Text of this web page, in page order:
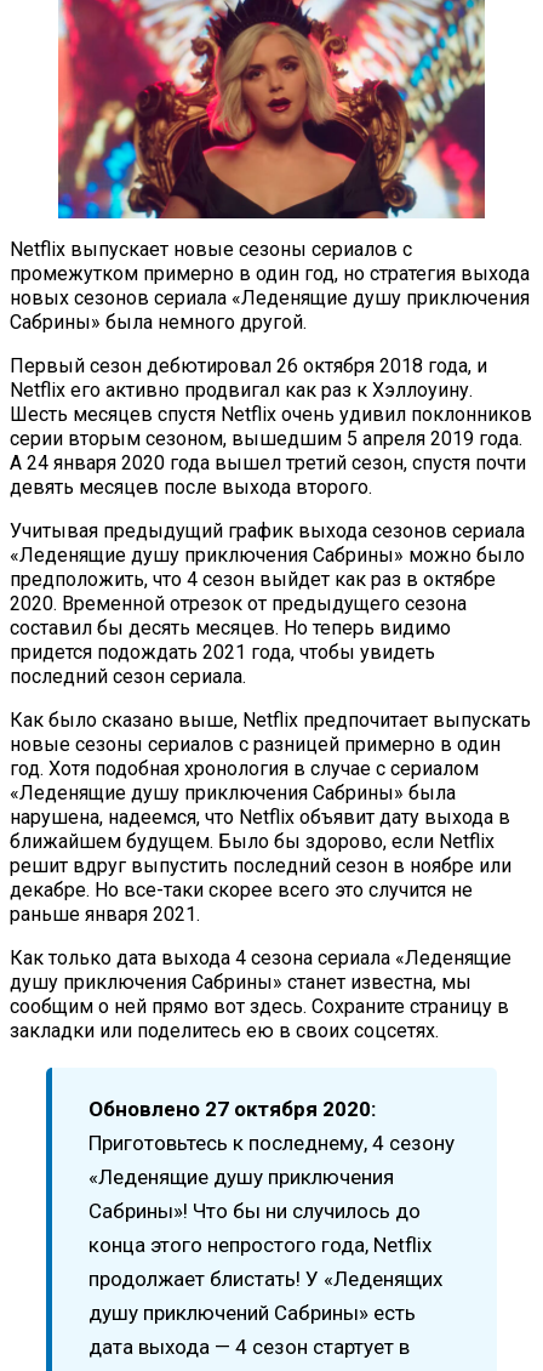
Netflix выпускает новые сезоны сериалов с
промежутком примерно в один год, но стратегия выхода
новых сезонов сериала «Леденящие душу приключения
Сабрины» была немного другой.
Первый сезон дебютировал 26 октября 2018 года, и
Netflix его активно продвигал как раз к Хэллоуину.
Шесть месяцев спустя Netflix очень удивил поклонников
серии вторым сезоном, вышедшим 5 апреля 2019 года.
А 24 января 2020 года вышел третий сезон, спустя почти
девять месяцев после выхода второго.
Учитывая предыдущий график выхода сезонов сериала
«Леденящие душу приключения Сабрины» можно было
предположить, что 4 сезон выйдет как раз в октябре
2020. Временной отрезок от предыдущего сезона
составил бы десять месяцев. Но теперь видимо
придется подождать 2021 года, чтобы увидеть
последний сезон сериала.
Как было сказано выше, Netflix предпочитает выпускать
новые сезоны сериалов с разницей примерно в один
год. Хотя подобная хронология в случае с сериалом
«Леденящие душу приключения Сабрины» была
нарушена, надеемся, что Netflix объявит дату выхода в
ближайшем будущем. Было бы здорово, если Netflix
решит вдруг выпустить последний сезон в ноябре или
декабре. Но все-таки скорее всего это случится не
раньше января 2021.
Как только дата выхода 4 сезона сериала «Леденящие
душу приключения Сабрины» станет известна, мы
сообщим о ней прямо вот здесь. Сохраните страницу в
закладки или поделитесь ею в своих соцсетях.
Обновлено 27 октября 2020:
Приготовьтесь к последнему, 4 сезону
«Леденящие душу приключения
Сабрины»! Что бы ни случилось до
конца этого непростого года, Netflix
продолжает блистать! У «Леденящих
душу приключений Сабрины» есть
дата выхода — 4 сезон стартует в